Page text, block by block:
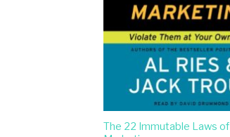
The 22 Immutable Laws of